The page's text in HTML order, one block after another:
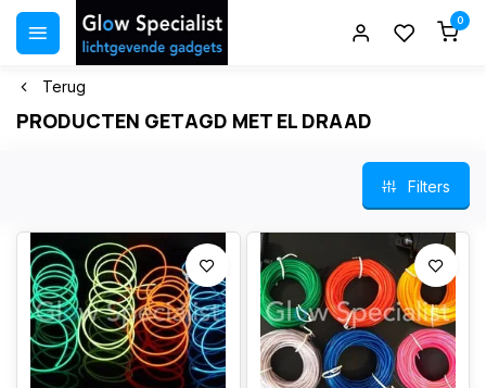
0
Terug
PRODUCTEN GETAGD MET EL DRAAD
Filters